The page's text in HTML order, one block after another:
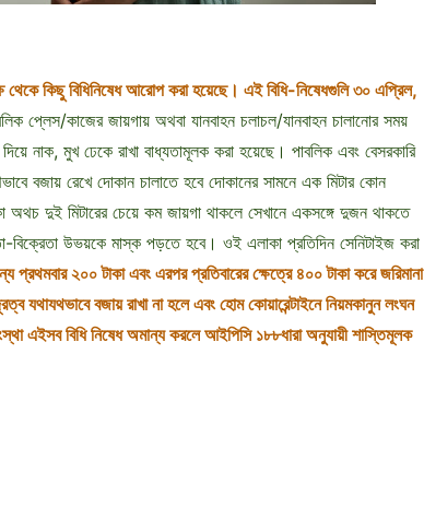
কিছু বিধিনিষেধ আরোপ করা হয়েছে। এই বিধি-নিষেধগুলি ৩০ এপ্রিল,
প্লেস/কাজের জায়গায় অথবা যানবাহন চলাচল/যানবাহন চালানোর সময়
নাক, মুখ ঢেকে রাখা বাধ্যতামূলক করা হয়েছে। পাবলিক এবং বেসরকারি
বজায় রেখে দোকান চালাতে হবে দোকানের সামনে এক মিটার কোন
দুই মিটারের চেয়ে কম জায়গা থাকলে সেখানে একসঙ্গে দুজন থাকতে
বিক্রেতা উভয়কে মাস্ক পড়তে হবে। ওই এলাকা প্রতিদিন সেনিটাইজ করা
প্রথমবার ২০০ টাকা এবং এরপর প্রতিবারের ক্ষেত্রে ৪০০ টাকা করে জরিমানা
যথাযথভাবে বজায় রাখা না হলে এবং হোম কোয়ারেন্টাইনে নিয়মকানুন লংঘন
এইসব বিধি নিষেধ অমান্য করলে আইপিসি ১৮৮ধারা অনুযায়ী শাস্তিমূলক